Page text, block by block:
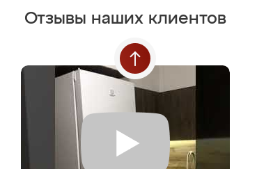
Отзывы наших клиентов